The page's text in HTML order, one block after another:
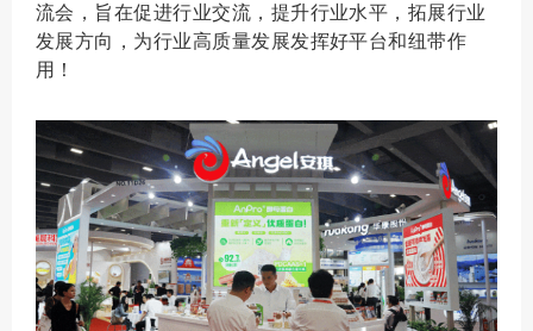
流会，旨在促进行业交流，提升行业水平，拓展行业
发展方向，为行业高质量发展发挥好平台和纽带作
用！